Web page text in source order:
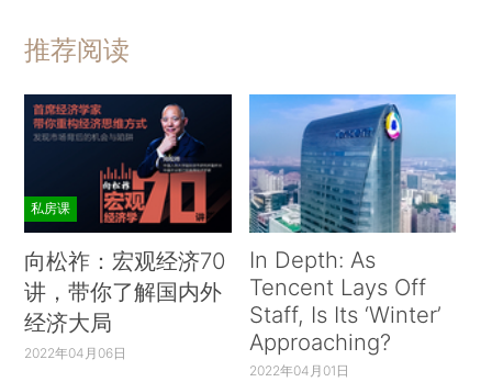
推荐阅读
私房课
向松祚：宏观经济70
讲，带你了解国内外
经济大局
2022年04月06日
In Depth: As
Tencent Lays Off
Staff, Is Its ‘Winter’
Approaching?
2022年04月01日